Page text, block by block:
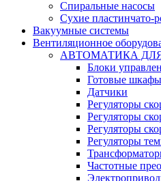
Спиральные насосы
Сухие пластинчато-
Вакуумные системы
Вентиляционное
АВТОМАТИКА
Блоки
Готовые
Датчики
Регуляторы
Регуляторы
Регуляторы
Регуляторы
Частотные